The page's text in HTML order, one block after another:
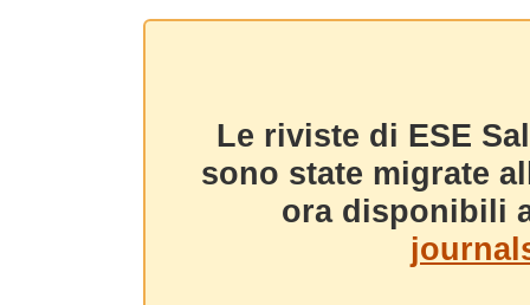
Le riviste di ESE
sono state migrate
ora disponibili